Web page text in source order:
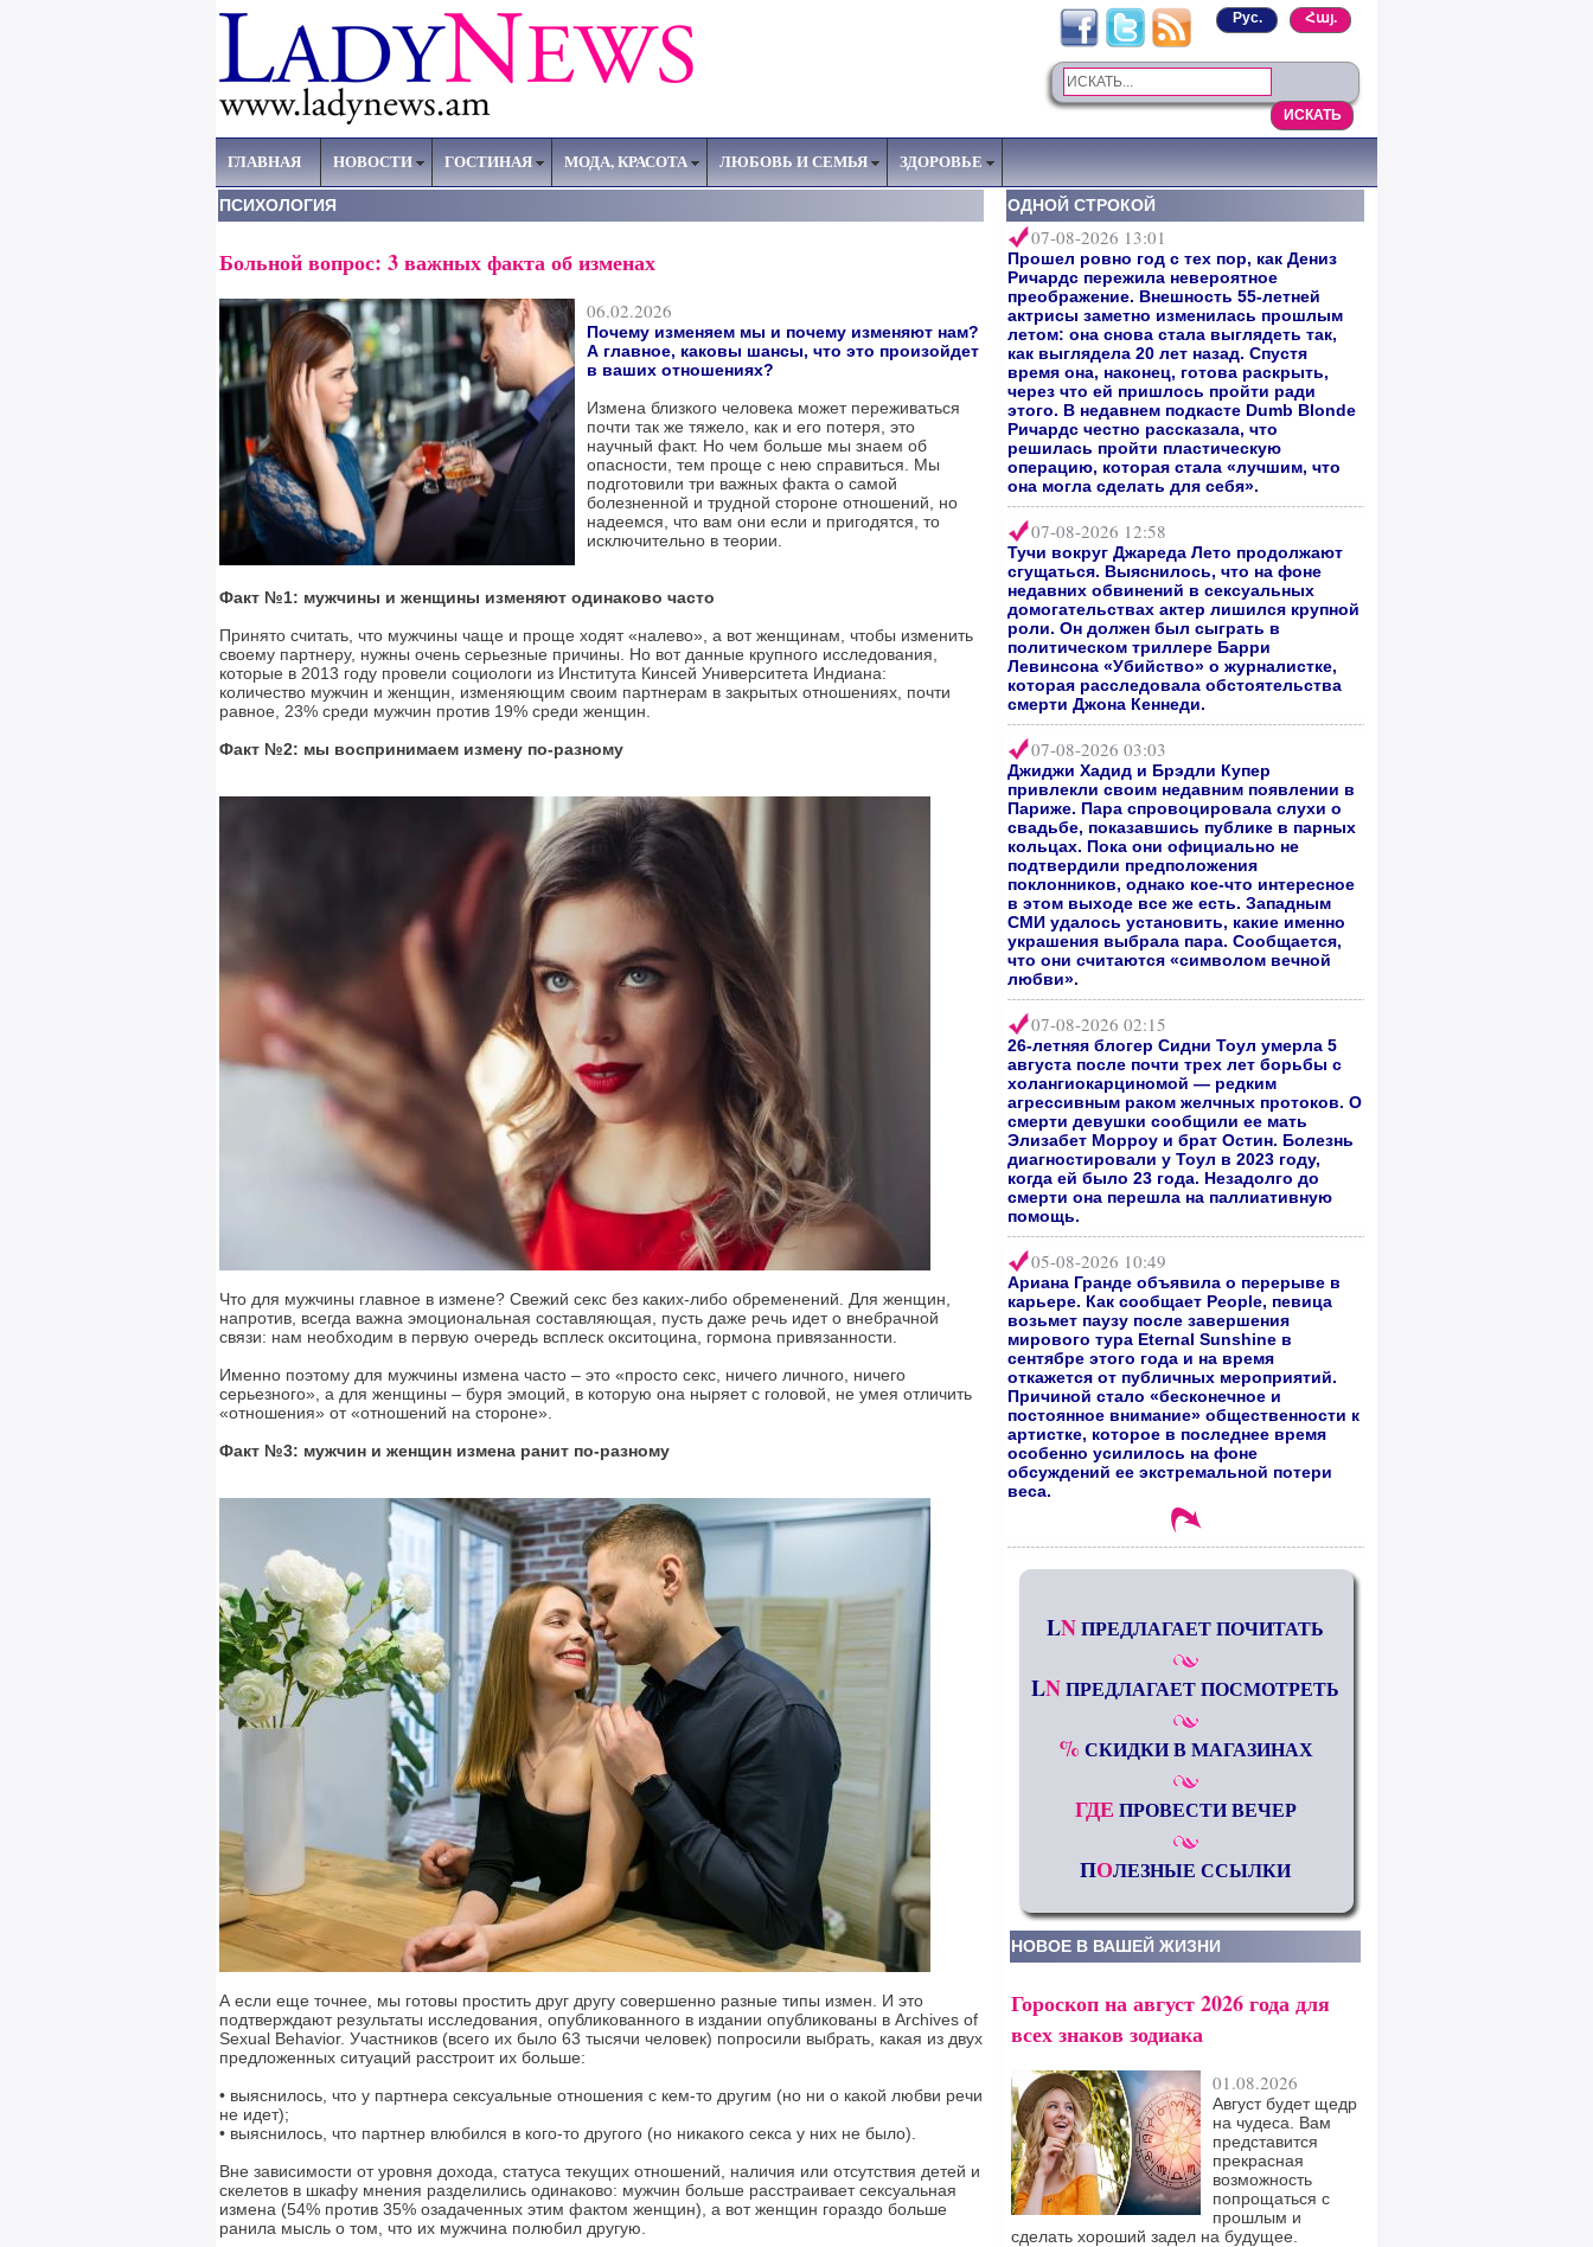
Հայ.
Рус.
ГЛАВНАЯ НОВОСТИ ГОСТИНАЯ МОДА, КРАСОТА ЛЮБОВЬ И СЕМЬЯ ЗДОРОВЬЕ
ПСИХОЛОГИЯ
Больной вопрос: 3 важных факта об изменах
06.02.2026
Почему изменяем мы и почему изменяют нам?
А главное, каковы шансы, что это произойдет
в ваших отношениях?
Измена близкого человека может переживаться
почти так же тяжело, как и его потеря, это
научный факт. Но чем больше мы знаем об
опасности, тем проще с нею справиться. Мы
подготовили три важных факта о самой
болезненной и трудной стороне отношений, но
надеемся, что вам они если и пригодятся, то
исключительно в теории.
Факт №1: мужчины и женщины изменяют одинаково часто
Принято считать, что мужчины чаще и проще ходят «налево», а вот женщинам, чтобы изменить
своему партнеру, нужны очень серьезные причины. Но вот данные крупного исследования,
которые в 2013 году провели социологи из Института Кинсей Университета Индиана:
количество мужчин и женщин, изменяющим своим партнерам в закрытых отношениях, почти
равное, 23% среди мужчин против 19% среди женщин.
Факт №2: мы воспринимаем измену по-разному
Что для мужчины главное в измене? Свежий секс без каких-либо обременений. Для женщин,
напротив, всегда важна эмоциональная составляющая, пусть даже речь идет о внебрачной
связи: нам необходим в первую очередь всплеск окситоцина, гормона привязанности.
Именно поэтому для мужчины измена часто – это «просто секс, ничего личного, ничего
серьезного», а для женщины – буря эмоций, в которую она ныряет с головой, не умея отличить
«отношения» от «отношений на стороне».
Факт №3: мужчин и женщин измена ранит по-разному
А если еще точнее, мы готовы простить друг другу совершенно разные типы измен. И это
подтверждают результаты исследования, опубликованного в издании опубликованы в Archives of
Sexual Behavior. Участников (всего их было 63 тысячи человек) попросили выбрать, какая из двух
предложенных ситуаций расстроит их больше:
• выяснилось, что у партнера сексуальные отношения с кем-то другим (но ни о какой любви речи
не идет);
• выяснилось, что партнер влюбился в кого-то другого (но никакого секса у них не было).
Вне зависимости от уровня дохода, статуса текущих отношений, наличия или отсутствия детей и
скелетов в шкафу мнения разделились одинаково: мужчин больше расстраивает сексуальная
измена (54% против 35% озадаченных этим фактом женщин), а вот женщин гораздо больше
ранила мысль о том, что их мужчина полюбил другую.
ОДНОЙ СТРОКОЙ
07-08-2026 13:01
Прошел ровно год с тех пор, как Дениз
Ричардс пережила невероятное
преображение. Внешность 55-летней
актрисы заметно изменилась прошлым
летом: она снова стала выглядеть так,
как выглядела 20 лет назад. Спустя
время она, наконец, готова раскрыть,
через что ей пришлось пройти ради
этого. В недавнем подкасте Dumb Blonde
Ричардс честно рассказала, что
решилась пройти пластическую
операцию, которая стала «лучшим, что
она могла сделать для себя».
07-08-2026 12:58
Тучи вокруг Джареда Лето продолжают
сгущаться. Выяснилось, что на фоне
недавних обвинений в сексуальных
домогательствах актер лишился крупной
роли. Он должен был сыграть в
политическом триллере Барри
Левинсона «Убийство» о журналистке,
которая расследовала обстоятельства
смерти Джона Кеннеди.
07-08-2026 03:03
Джиджи Хадид и Брэдли Купер
привлекли своим недавним появлении в
Париже. Пара спровоцировала слухи о
свадьбе, показавшись публике в парных
кольцах. Пока они официально не
подтвердили предположения
поклонников, однако кое-что интересное
в этом выходе все же есть. Западным
СМИ удалось установить, какие именно
украшения выбрала пара. Сообщается,
что они считаются «символом вечной
любви».
07-08-2026 02:15
26-летняя блогер Сидни Тоул умерла 5
августа после почти трех лет борьбы с
холангиокарциномой — редким
агрессивным раком желчных протоков. О
смерти девушки сообщили ее мать
Элизабет Морроу и брат Остин. Болезнь
диагностировали у Тоул в 2023 году,
когда ей было 23 года. Незадолго до
смерти она перешла на паллиативную
помощь.
05-08-2026 10:49
Ариана Гранде объявила о перерыве в
карьере. Как сообщает People, певица
возьмет паузу после завершения
мирового тура Eternal Sunshine в
сентябре этого года и на время
откажется от публичных мероприятий.
Причиной стало «бесконечное и
постоянное внимание» общественности к
артистке, которое в последнее время
особенно усилилось на фоне
обсуждений ее экстремальной потери
веса.
LNПРЕДЛАГАЕТ ПОЧИТАТЬ
LNПРЕДЛАГАЕТ ПОСМОТРЕТЬ
% СКИДКИ В МАГАЗИНАХ
ГДЕ ПРОВЕСТИ ВЕЧЕР
ПОЛЕЗНЫЕ ССЫЛКИ
НОВОЕ В ВАШЕЙ ЖИЗНИ
Гороскоп на август 2026 года для
всех знаков зодиака
01.08.2026
Август будет щедр
на чудеса. Вам
представится
прекрасная
возможность
попрощаться с
прошлым и
сделать хороший задел на будущее.